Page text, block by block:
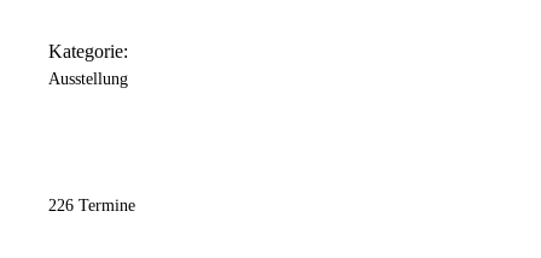
Kategorie:
Ausstellung
226 Termine